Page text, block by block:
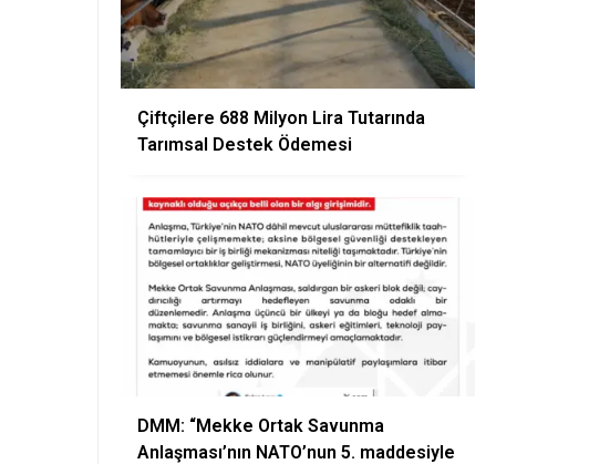
Çiftçilere 688 Milyon Lira Tutarında
Tarımsal Destek Ödemesi
DMM: “Mekke Ortak Savunma
Anlaşması’nın NATO’nun 5. maddesiyle